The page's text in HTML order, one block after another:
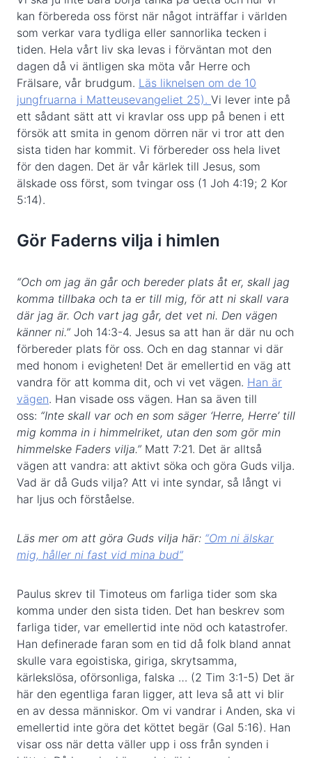
kan förbereda oss först när något inträffar i världen
som verkar vara tydliga eller sannorlika tecken i
tiden. Hela vårt liv ska levas i förväntan mot den
dagen då vi äntligen ska möta vår Herre och
Frälsare, vår brudgum. Läs liknelsen om de 10
jungfruarna i Matteusevangeliet 25). Vi lever inte på
ett sådant sätt att vi kravlar oss upp på benen i ett
försök att smita in genom dörren när vi tror att den
sista tiden har kommit. Vi förbereder oss hela livet
för den dagen. Det är vår kärlek till Jesus, som
älskade oss först, som tvingar oss (1 Joh 4:19; 2 Kor
5:14).
Gör Faderns vilja i himlen
“Och om jag än går och bereder plats åt er, skall jag
komma tillbaka och ta er till mig, för att ni skall vara
där jag är. Och vart jag går, det vet ni. Den vägen
känner ni.” Joh 14:3-4. Jesus sa att han är där nu och
förbereder plats för oss. Och en dag stannar vi där
med honom i evigheten! Det är emellertid en väg att
vandra för att komma dit, och vi vet vägen. Han är
vägen. Han visade oss vägen. Han sa även till
oss: “Inte skall var och en som säger ‘Herre, Herre’ till
mig komma in i himmelriket, utan den som gör min
himmelske Faders vilja.” Matt 7:21. Det är alltså
vägen att vandra: att aktivt söka och göra Guds vilja.
Vad är då Guds vilja? Att vi inte syndar, så långt vi
har ljus och förståelse.
Läs mer om att göra Guds vilja här: “Om ni älskar
mig, håller ni fast vid mina bud”
Paulus skrev til Timoteus om farliga tider som ska
komma under den sista tiden. Det han beskrev som
farliga tider, var emellertid inte nöd och katastrofer.
Han definerade faran som en tid då folk bland annat
skulle vara egoistiska, giriga, skrytsamma,
kärlekslösa, oförsonliga, falska … (2 Tim 3:1-5) Det är
här den egentliga faran ligger, att leva så att vi blir
en av dessa människor. Om vi vandrar i Anden, ska vi
emellertid inte göra det köttet begär (Gal 5:16). Han
visar oss när detta väller upp i oss från synden i